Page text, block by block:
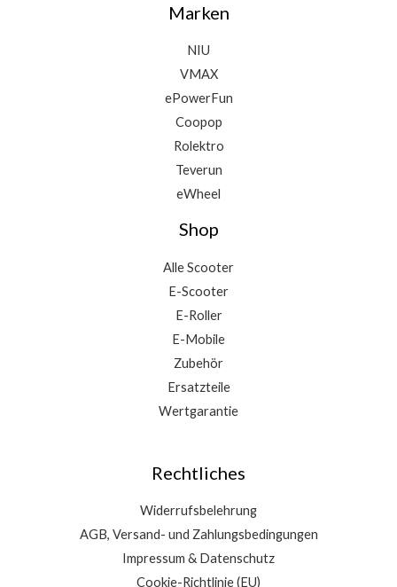
Marken
NIU
VMAX
ePowerFun
Coopop
Rolektro
Teverun
eWheel
Shop
Alle Scooter
E-Scooter
E-Roller
E-Mobile
Zubehör
Ersatzteile
Wertgarantie
Rechtliches
Widerrufsbelehrung
AGB, Versand- und Zahlungsbedingungen
Impressum & Datenschutz
Cookie-Richtlinie (EU)